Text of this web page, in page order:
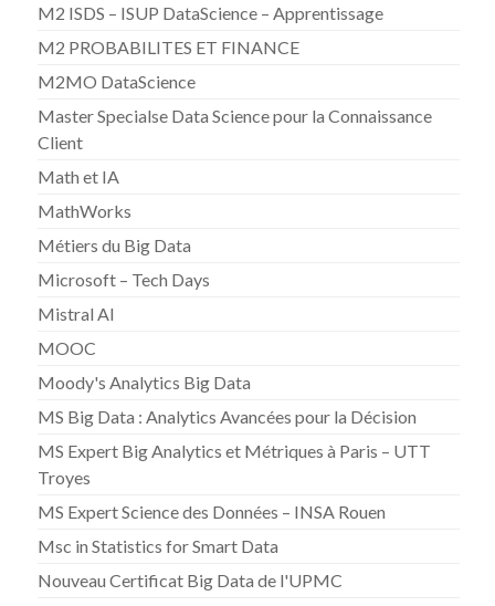
M2 ISDS – ISUP DataScience – Apprentissage
M2 PROBABILITES ET FINANCE
M2MO DataScience
Master Specialse Data Science pour la Connaissance
Client
Math et IA
MathWorks
Métiers du Big Data
Microsoft – Tech Days
Mistral AI
MOOC
Moody's Analytics Big Data
MS Big Data : Analytics Avancées pour la Décision
MS Expert Big Analytics et Métriques à Paris – UTT
Troyes
MS Expert Science des Données – INSA Rouen
Msc in Statistics for Smart Data
Nouveau Certificat Big Data de l'UPMC